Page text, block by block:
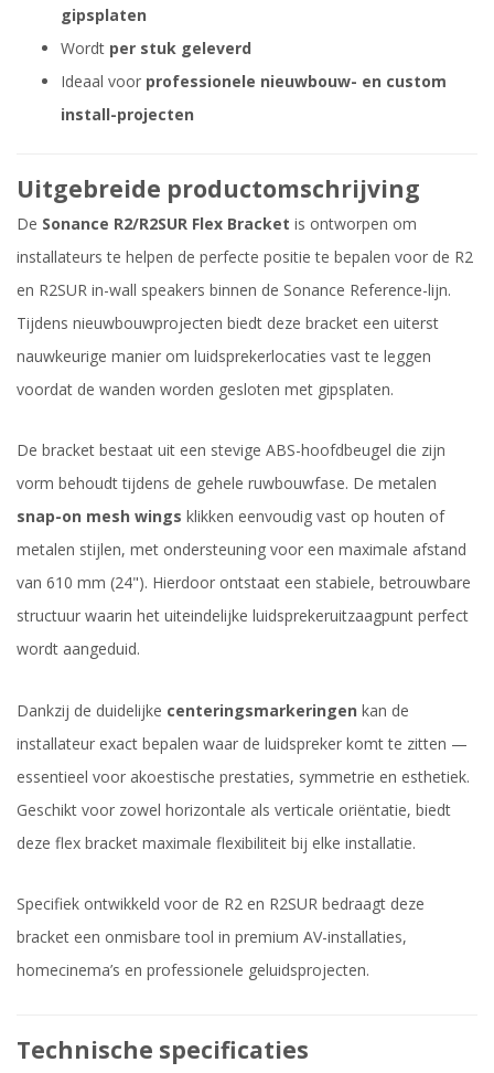
gipsplaten
Wordt per stuk geleverd
Ideaal voor professionele nieuwbouw- en custom
install-projecten
Uitgebreide productomschrijving
De Sonance R2/R2SUR Flex Bracket is ontworpen om
installateurs te helpen de perfecte positie te bepalen voor de R2
en R2SUR in-wall speakers binnen de Sonance Reference-lijn.
Tijdens nieuwbouwprojecten biedt deze bracket een uiterst
nauwkeurige manier om luidsprekerlocaties vast te leggen
voordat de wanden worden gesloten met gipsplaten.
De bracket bestaat uit een stevige ABS-hoofdbeugel die zijn
vorm behoudt tijdens de gehele ruwbouwfase. De metalen
snap-on mesh wings klikken eenvoudig vast op houten of
metalen stijlen, met ondersteuning voor een maximale afstand
van 610 mm (24"). Hierdoor ontstaat een stabiele, betrouwbare
structuur waarin het uiteindelijke luidsprekeruitzaagpunt perfect
wordt aangeduid.
Dankzij de duidelijke centeringsmarkeringen kan de
installateur exact bepalen waar de luidspreker komt te zitten —
essentieel voor akoestische prestaties, symmetrie en esthetiek.
Geschikt voor zowel horizontale als verticale oriëntatie, biedt
deze flex bracket maximale flexibiliteit bij elke installatie.
Specifiek ontwikkeld voor de R2 en R2SUR bedraagt deze
bracket een onmisbare tool in premium AV-installaties,
homecinema’s en professionele geluidsprojecten.
Technische specificaties